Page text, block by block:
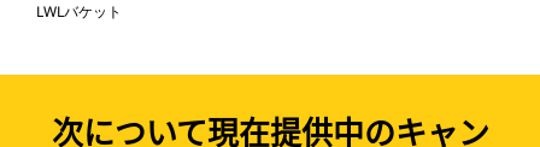
LWLバケット
次について現在提供中のキャン